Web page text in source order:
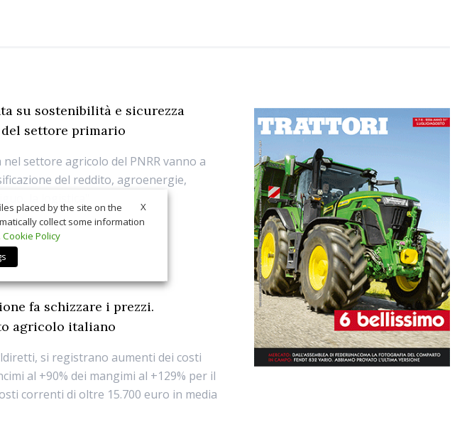
su sostenibilità e sicurezza
settore primario
settore agricolo del PNRR vanno a
del reddito, agroenergie,
fa schizzare i prezzi.
agricolo italiano
si registrano aumenti dei costi
al +90% dei mangimi al +129% per il
correnti di oltre 15.700 euro in media
X
placed by the site on the
collect some information
Cookie Policy